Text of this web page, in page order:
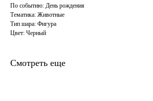
По событию: День рождения
Тематика: Животные
Тип шара: Фигура
Цвет: Черный
Смотреть еще